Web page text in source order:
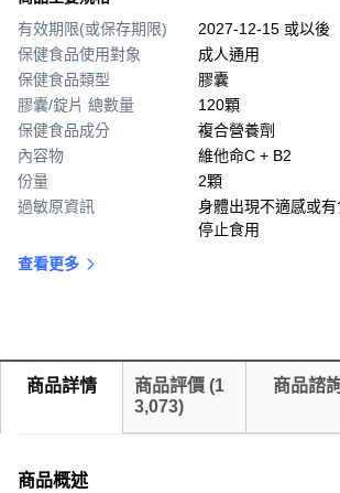
有效期限(或保存期限)
2027-12-15 或以後
保健食品使用對象
成人通用
保健食品類型
膠囊
膠囊/錠片 總數量
120顆
保健食品成分
複合營養劑
內容物
維他命C + B2
份量
2顆
過敏原資訊
身體出現不適感或
停止食用
查看更多
商品詳情 商品評價 (1
3,073)
商品諮
商品概述